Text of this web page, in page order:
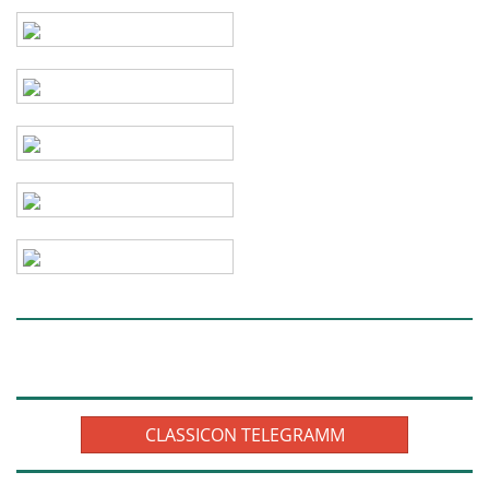
CLASSICON TELEGRAMM